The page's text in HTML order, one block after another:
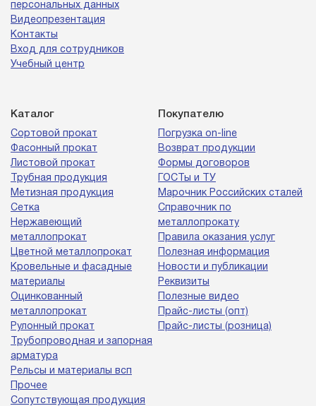
персональных данных
Видеопрезентация
Контакты
Вход для сотрудников
Учебный центр
Каталог
Сортовой прокат
Фасонный прокат
Листовой прокат
Трубная продукция
Метизная продукция
Сетка
Нержавеющий
металлопрокат
Цветной металлопрокат
Кровельные и фасадные
материалы
Оцинкованный
металлопрокат
Рулонный прокат
Трубопроводная и запорная
арматура
Рельсы и материалы всп
Прочее
Сопутствующая продукция
Покупателю
Погрузка on-line
Возврат продукции
Формы договоров
ГОСТы и ТУ
Марочник Российских сталей
Справочник по
металлопрокату
Правила оказания услуг
Полезная информация
Новости и публикации
Реквизиты
Полезные видео
Прайс-листы (опт)
Прайс-листы (розница)